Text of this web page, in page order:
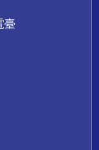
臺